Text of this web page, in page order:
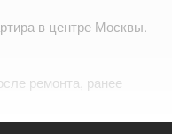
в центре Москвы.
ремонта, ранее